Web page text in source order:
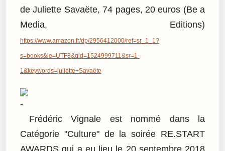
de Juliette Savaëte, 74 pages, 20 euros (Be a
Media, Editions)
https://www.amazon.fr/dp/2956412000/ref=sr_1_1?
s=books&ie=UTF8&qid=1524999711&sr=1-
1&keywords=juliette+Savaëte
Frédéric Vignale est nommé dans la
Catégorie "Culture" de la soirée RE.START